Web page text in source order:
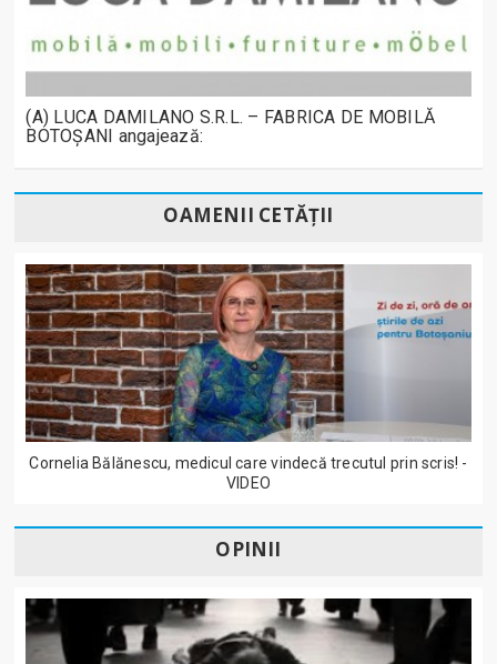
(A) LUCA DAMILANO S.R.L. – FABRICA DE MOBILĂ
BOTOȘANI angajează:
OAMENII CETĂȚII
Cornelia Bălănescu, medicul care vindecă trecutul prin scris! -
VIDEO
OPINII